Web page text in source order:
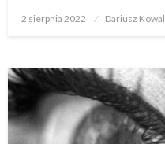
Opublikowane
2 sierpnia 2022 Dariusz